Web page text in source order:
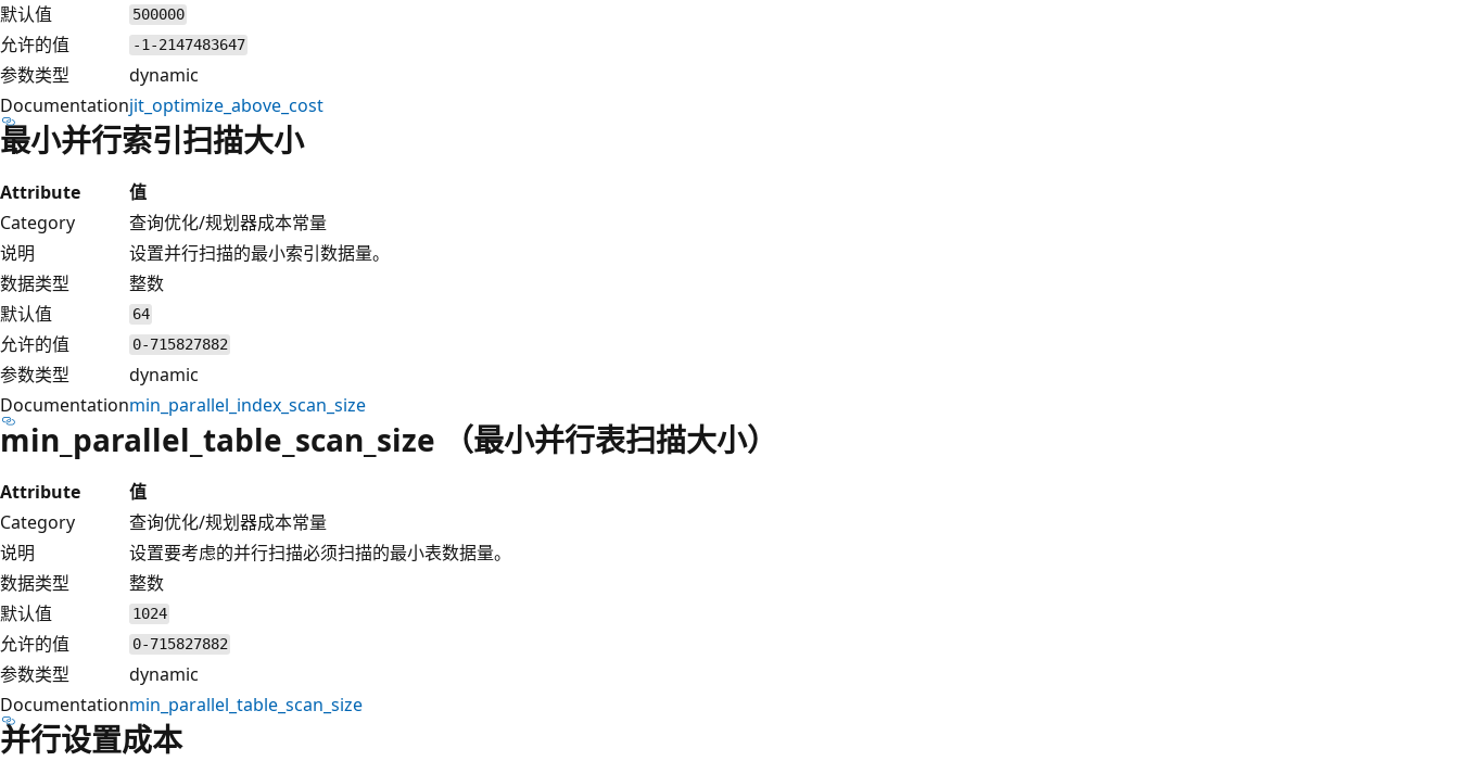
默认值
500000
允许的值 -1-2147483647
参数类型
dynamic
Documentationjit_optimize_above_cost
最小并行索引扫描大小
Attribute
值
Category
查询优化/规划器成本常量
说明
设置并行扫描的最小索引数据量。
数据类型
整数
默认值
64
允许的值 0-715827882
参数类型
dynamic
Documentationmin_parallel_index_scan_size
min_parallel_table_scan_size （最小并行表扫描大小）
Attribute
值
Category
查询优化/规划器成本常量
说明
设置要考虑的并行扫描必须扫描的最小表数据量。
数据类型
整数
默认值
1024
允许的值 0-715827882
参数类型
dynamic
Documentationmin_parallel_table_scan_size
并行设置成本